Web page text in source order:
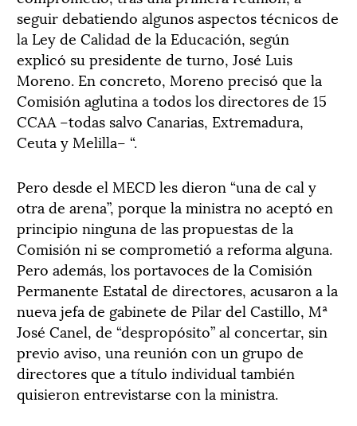
seguir debatiendo algunos aspectos técnicos de
la Ley de Calidad de la Educación, según
explicó su presidente de turno, José Luis
Moreno. En concreto, Moreno precisó que la
Comisión aglutina a todos los directores de 15
CCAA –todas salvo Canarias, Extremadura,
Ceuta y Melilla– “.
Pero desde el MECD les dieron “una de cal y
otra de arena”, porque la ministra no aceptó en
principio ninguna de las propuestas de la
Comisión ni se comprometió a reforma alguna.
Pero además, los portavoces de la Comisión
Permanente Estatal de directores, acusaron a la
nueva jefa de gabinete de Pilar del Castillo, Mª
José Canel, de “despropósito” al concertar, sin
previo aviso, una reunión con un grupo de
directores que a título individual también
quisieron entrevistarse con la ministra.